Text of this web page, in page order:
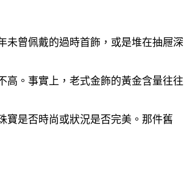
未曾佩戴的過時首飾，或是堆在抽屜深
高。事實上，老式金飾的黃金含量往往
是否時尚或狀況是否完美。那件舊